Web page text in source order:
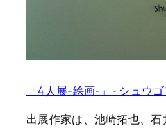
「4人展-絵画-」- シュウ
出展作家は、池崎拓也、石